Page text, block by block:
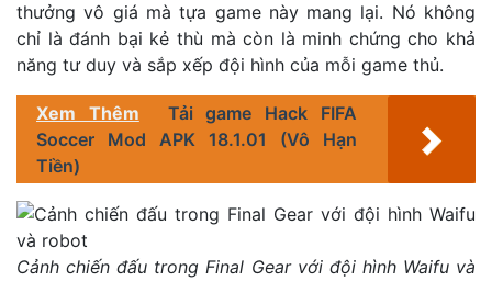
thưởng vô giá mà tựa game này mang lại. Nó không
chỉ là đánh bại kẻ thù mà còn là minh chứng cho khả
năng tư duy và sắp xếp đội hình của mỗi game thủ.
Xem Thêm
Tải game Hack FIFA
Soccer Mod APK 18.1.01 (Vô Hạn
Tiền)
Cảnh chiến đấu trong Final Gear với đội hình Waifu và